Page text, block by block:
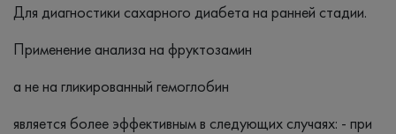
Для диагностики сахарного диабета на ранней стадии.
Применение анализа на фруктозамин
а не на гликированный гемоглобин
является более эффективным в следующих случаях: - при